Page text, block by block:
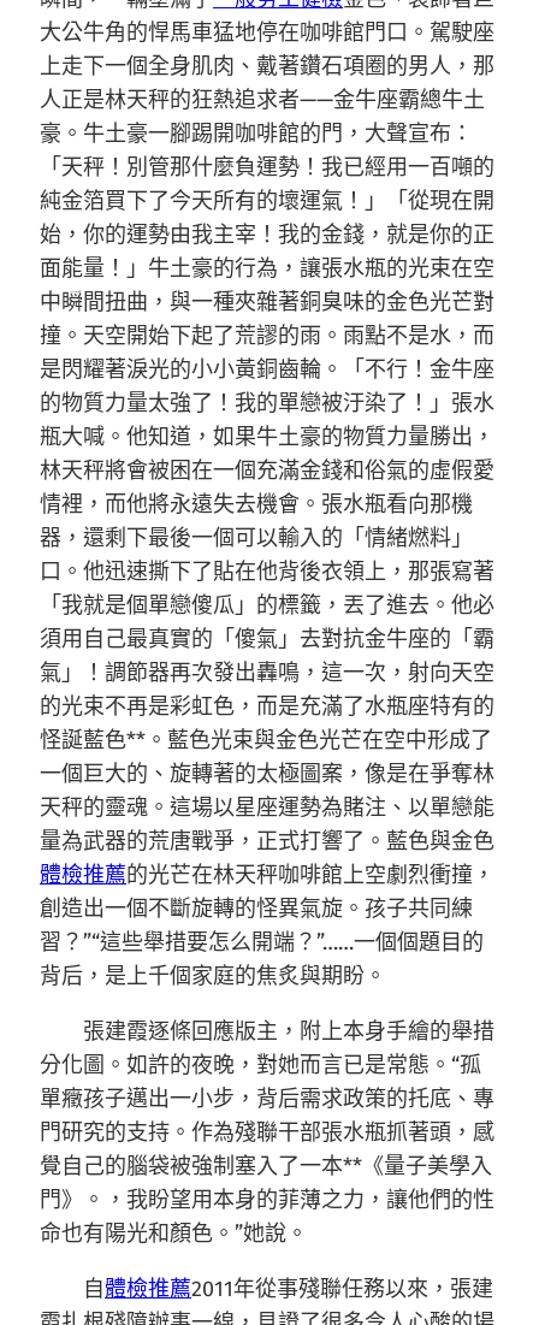
大公牛角的悍馬車猛地停在咖啡館門口。駕駛座
上走下一個全身肌肉、戴著鑽石項圈的男人，那
人正是林天秤的狂熱追求者——金牛座霸總牛土
豪。牛土豪一腳踢開咖啡館的門，大聲宣布：
「天秤！別管那什麼負運勢！我已經用一百噸的
純金箔買下了今天所有的壞運氣！」「從現在開
始，你的運勢由我主宰！我的金錢，就是你的正
面能量！」牛土豪的行為，讓張水瓶的光束在空
中瞬間扭曲，與一種夾雜著銅臭味的金色光芒對
撞。天空開始下起了荒謬的雨。雨點不是水，而
是閃耀著淚光的小小黃銅齒輪。「不行！金牛座
的物質力量太強了！我的單戀被汙染了！」張水
瓶大喊。他知道，如果牛土豪的物質力量勝出，
林天秤將會被困在一個充滿金錢和俗氣的虛假愛
情裡，而他將永遠失去機會。張水瓶看向那機
器，還剩下最後一個可以輸入的「情緒燃料」
口。他迅速撕下了貼在他背後衣領上，那張寫著
「我就是個單戀傻瓜」的標籤，丟了進去。他必
須用自己最真實的「傻氣」去對抗金牛座的「霸
氣」！調節器再次發出轟鳴，這一次，射向天空
的光束不再是彩虹色，而是充滿了水瓶座特有的
怪誕藍色**。藍色光束與金色光芒在空中形成了
一個巨大的、旋轉著的太極圖案，像是在爭奪林
天秤的靈魂。這場以星座運勢為賭注、以單戀能
量為武器的荒唐戰爭，正式打響了。藍色與金色
體檢推薦的光芒在林天秤咖啡館上空劇烈衝撞，
創造出一個不斷旋轉的怪異氣旋。孩子共同練
習？”“這些舉措要怎么開端？”……一個個題目的
背后，是上千個家庭的焦炙與期盼。
張建霞逐條回應版主，附上本身手繪的舉措
分化圖。如許的夜晚，對她而言已是常態。“孤
單癥孩子邁出一小步，背后需求政策的托底、專
門研究的支持。作為殘聯干部張水瓶抓著頭，感
覺自己的腦袋被強制塞入了一本**《量子美學入
門》。，我盼望用本身的菲薄之力，讓他們的性
命也有陽光和顏色。”她說。
自體檢推薦2011年從事殘聯任務以來，張建